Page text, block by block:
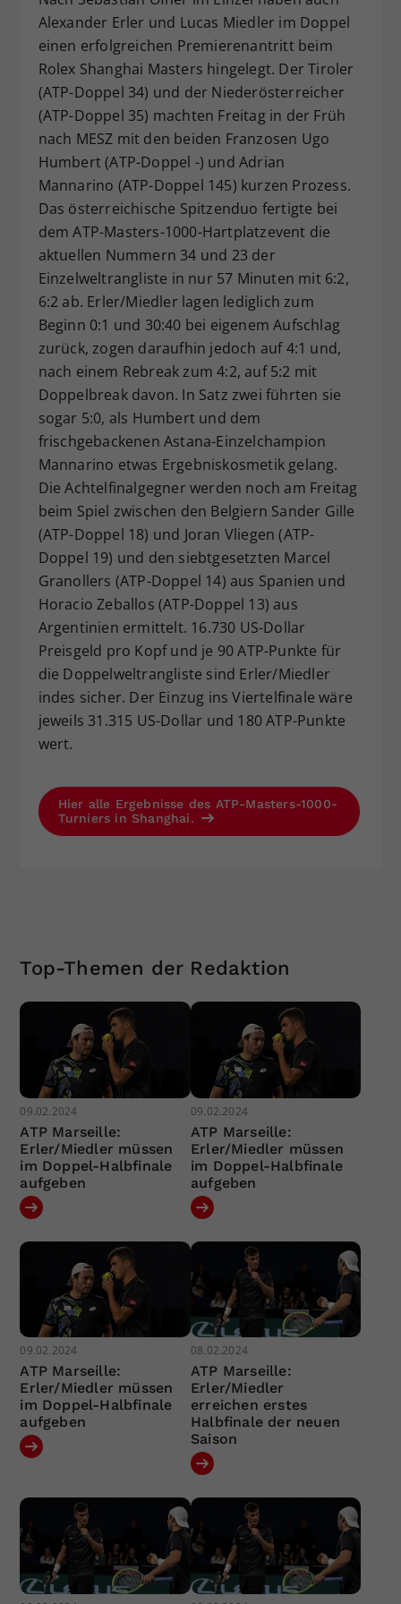
Alexander Erler und Lucas Miedler im Doppel
einen erfolgreichen Premierenantritt beim
Rolex Shanghai Masters hingelegt. Der Tiroler
(ATP-Doppel 34) und der Niederösterreicher
(ATP-Doppel 35) machten Freitag in der Früh
nach MESZ mit den beiden Franzosen Ugo
Humbert (ATP-Doppel -) und Adrian
Mannarino (ATP-Doppel 145) kurzen Prozess.
Das österreichische Spitzenduo fertigte bei
dem ATP-Masters-1000-Hartplatzevent die
aktuellen Nummern 34 und 23 der
Einzelweltrangliste in nur 57 Minuten mit 6:2,
6:2 ab. Erler/Miedler lagen lediglich zum
Beginn 0:1 und 30:40 bei eigenem Aufschlag
zurück, zogen daraufhin jedoch auf 4:1 und,
nach einem Rebreak zum 4:2, auf 5:2 mit
Doppelbreak davon. In Satz zwei führten sie
sogar 5:0, als Humbert und dem
frischgebackenen Astana-Einzelchampion
Mannarino etwas Ergebniskosmetik gelang.
Die Achtelfinalgegner werden noch am Freitag
beim Spiel zwischen den Belgiern Sander Gille
(ATP-Doppel 18) und Joran Vliegen (ATP-
Doppel 19) und den siebtgesetzten Marcel
Granollers (ATP-Doppel 14) aus Spanien und
Horacio Zeballos (ATP-Doppel 13) aus
Argentinien ermittelt. 16.730 US-Dollar
Preisgeld pro Kopf und je 90 ATP-Punkte für
die Doppelweltrangliste sind Erler/Miedler
indes sicher. Der Einzug ins Viertelfinale wäre
jeweils 31.315 US-Dollar und 180 ATP-Punkte
wert.
Hier alle Ergebnisse des ATP-Masters-1000-
Turniers in Shanghai.
Top-Themen der Redaktion
09.02.2024
ATP Marseille:
Erler/Miedler müssen
im Doppel-Halbfinale
aufgeben
09.02.2024
ATP Marseille:
Erler/Miedler müssen
im Doppel-Halbfinale
aufgeben
09.02.2024
ATP Marseille:
Erler/Miedler müssen
im Doppel-Halbfinale
aufgeben
08.02.2024
ATP Marseille:
Erler/Miedler
erreichen erstes
Halbfinale der neuen
Saison
Dieser Wert speichert Ihre Consent-
Einstellungen. Unter anderem eine
zufällig generierte ID, für die
historische Speicherung Ihrer
vorgenommen Einstellungen, falls der
Webseiten-Betreiber dies eingestellt
hat.